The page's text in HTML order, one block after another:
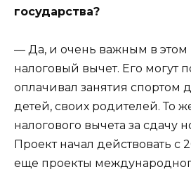
государства?
— Да, и очень важным в этом
налоговый вычет. Его могут
оплачивал занятия спортом
детей, своих родителей. То
налогового вычета за сдачу
Проект начал действовать с
еще проекты